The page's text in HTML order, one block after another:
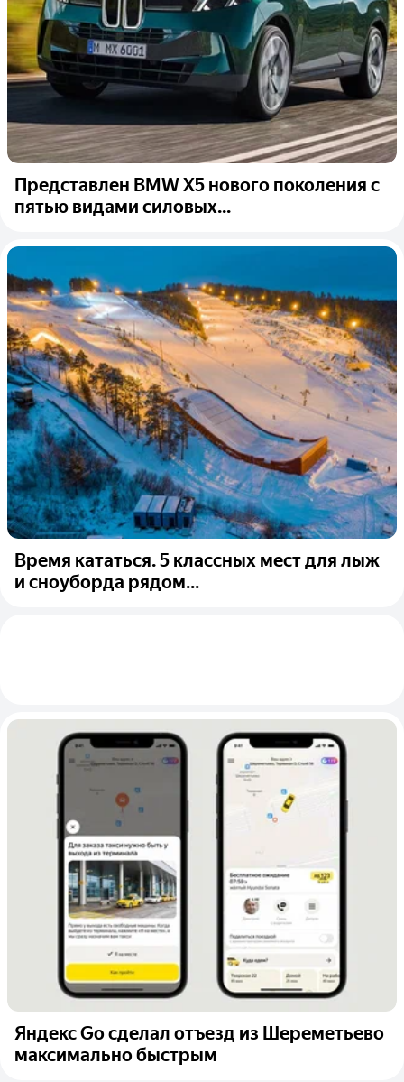
Представлен BMW X5 нового поколения с
пятью видами силовых...
Время кататься. 5 классных мест для лыж
и сноуборда рядом...
Яндекс Go сделал отъезд из Шереметьево
максимально быстрым